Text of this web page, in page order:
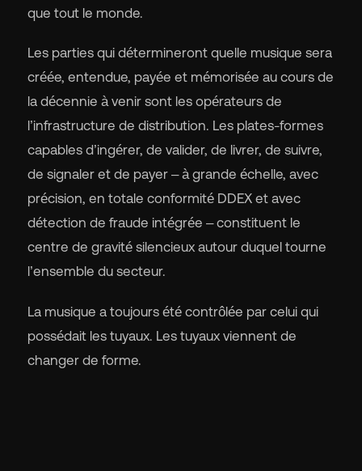
que tout le monde.
Les parties qui détermineront quelle musique sera
créée, entendue, payée et mémorisée au cours de
la décennie à venir sont les opérateurs de
l’infrastructure de distribution. Les plates-formes
capables d’ingérer, de valider, de livrer, de suivre,
de signaler et de payer – à grande échelle, avec
précision, en totale conformité DDEX et avec
détection de fraude intégrée – constituent le
centre de gravité silencieux autour duquel tourne
l’ensemble du secteur.
La musique a toujours été contrôlée par celui qui
possédait les tuyaux. Les tuyaux viennent de
changer de forme.